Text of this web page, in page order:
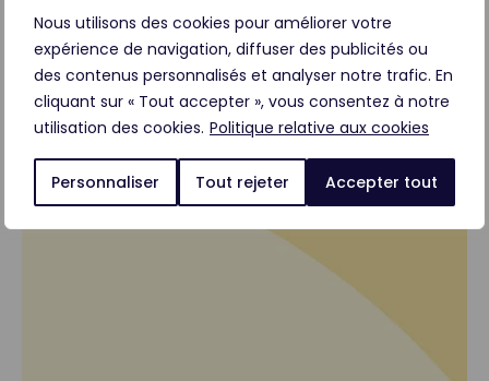
Nous utilisons des cookies pour améliorer votre
expérience de navigation, diffuser des publicités ou
des contenus personnalisés et analyser notre trafic. En
cliquant sur « Tout accepter », vous consentez à notre
utilisation des cookies. Politique relative aux cookies
Personnaliser Tout rejeter Accepter tout
Lire la suite